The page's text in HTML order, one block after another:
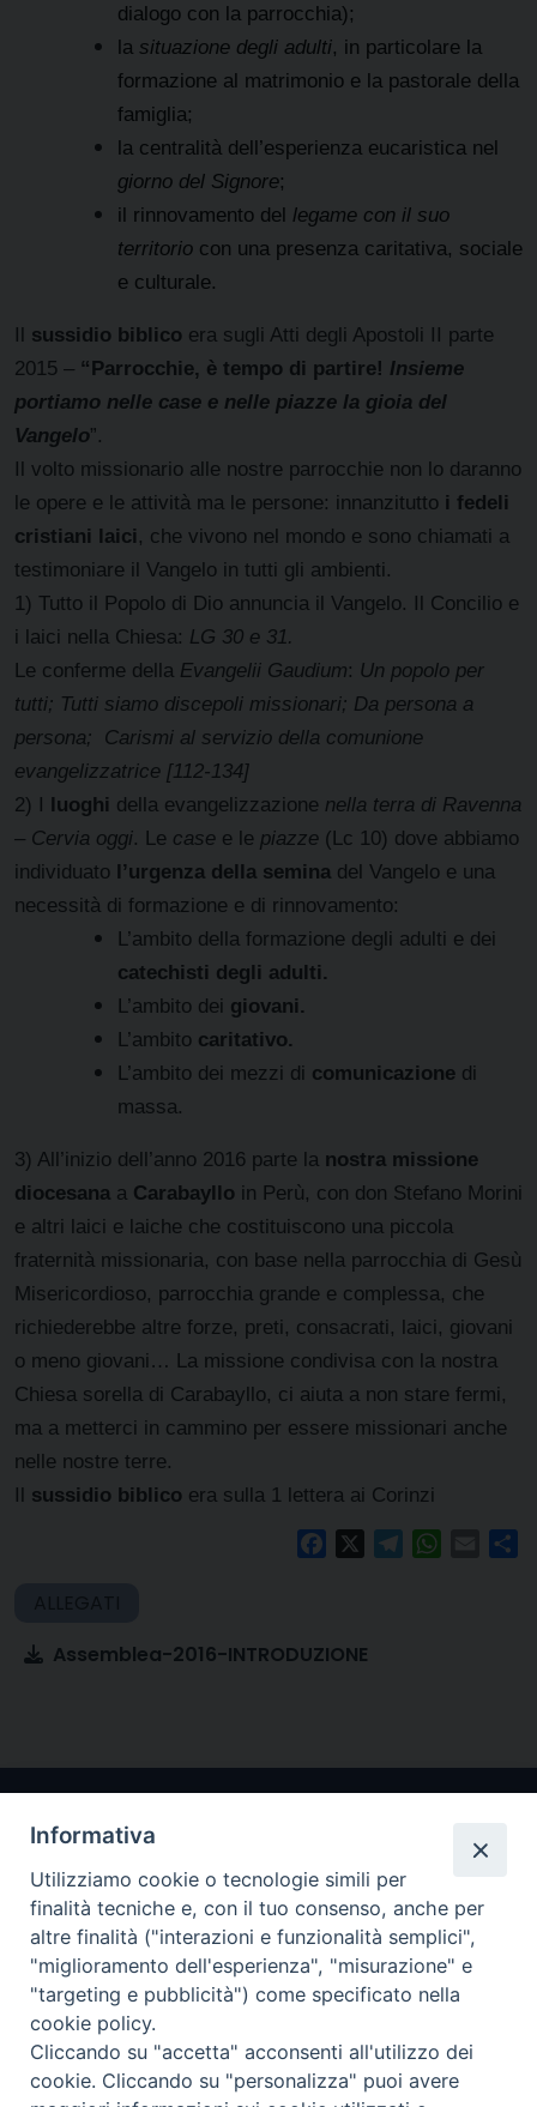
dialogo con la parrocchia);
la situazione degli adulti, in particolare la
formazione al matrimonio e la pastorale della
famiglia;
la centralità dell’esperienza eucaristica nel
giorno del Signore;
il rinnovamento del legame con il suo
territorio con una presenza caritativa, sociale
e culturale.
Il sussidio biblico era sugli Atti degli Apostoli II parte
2015 – “Parrocchie, è tempo di partire! Insieme
portiamo nelle case e nelle piazze la gioia del
Vangelo”.
Il volto missionario alle nostre parrocchie non lo daranno
le opere e le attività ma le persone: innanzitutto i fedeli
cristiani laici , che vivono nel mondo e sono chiamati a
testimoniare il Vangelo in tutti gli ambienti.
1) Tutto il Popolo di Dio annuncia il Vangelo. Il Concilio e
i laici nella Chiesa: LG 30 e 31.
Le conferme della Evangelii Gaudium: Un popolo per
tutti; Tutti siamo discepoli missionari; Da persona a
persona; Carismi al servizio della comunione
evangelizzatrice [112-134]
2) I luoghi della evangelizzazione nella terra di Ravenna
– Cervia oggi. Le case e le piazze (Lc 10) dove abbiamo
individuato l’urgenza della semina del Vangelo e una
necessità di formazione e di rinnovamento:
L’ambito della formazione degli adulti e dei
catechisti degli adulti.
L’ambito dei giovani.
L’ambito caritativo.
L’ambito dei mezzi di comunicazione di
massa.
3) All’inizio dell’anno 2016 parte la nostra missione
diocesana a Carabayllo in Perù, con don Stefano Morini
e altri laici e laiche che costituiscono una piccola
fraternità missionaria, con base nella parrocchia di Gesù
Misericordioso, parrocchia grande e complessa, che
richiederebbe altre forze, preti, consacrati, laici, giovani
o meno giovani… La missione condivisa con la nostra
Chiesa sorella di Carabayllo, ci aiuta a non stare fermi,
ma a metterci in cammino per essere missionari anche
nelle nostre terre.
Il sussidio biblico era sulla 1 lettera ai Corinzi
FacebookTelegram Email
Assemblea-2016-INTRODUZIONE
Arcidiocesi di Ravenna-Cervia
CONTATTI
Piazza Arcivescovado, 1 48121- Ravenna
tel 0544.541655
Informativa
Utilizziamo cookie o tecnologie simili per
finalità tecniche e, con il tuo consenso, anche per
altre finalità ("interazioni e funzionalità semplici",
"miglioramento dell'esperienza", "misurazione" e
"targeting e pubblicità") come specificato nella
cookie policy.
Cliccando su "accetta" acconsenti all'utilizzo dei
cookie. Cliccando su "personalizza" puoi avere